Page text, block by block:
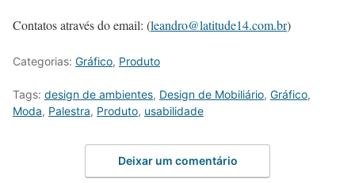
Contatos através do email: (leandro@latitude14.com.br)
Categorias: Gráfico, Produto
Tags: design de ambientes, Design de Mobiliário, Gráfico,
Moda, Palestra, Produto, usabilidade
Deixar um comentário